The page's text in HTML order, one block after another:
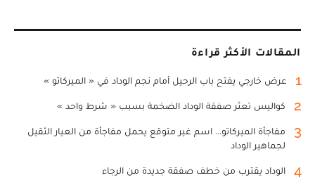
المقالات الأكثر قراءة
1 عرض خارجي يفتح باب الرحيل أمام نجم الوداد في « الميركاتو »
2 كواليس تعثر صفقة الوداد الضخمة بسبب « شرط واحد »
3
مفاجأة الميركاتو... اسم غير متوقع يحمل مفاجأة من العيار الثقيل
لجماهير الوداد
4 الوداد يقترب من خطف صفقة جديدة من الرجاء